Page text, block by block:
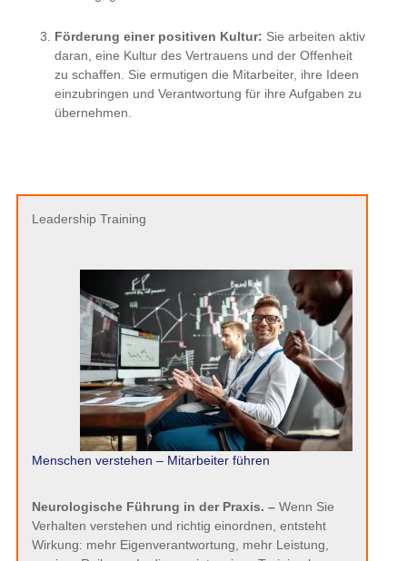
Menschen verstehen – Mitarbeiter führen
Neurologische Führung in der Praxis. –Wenn Sie
Verhalten verstehen und richtig einordnen, entsteht
Wirkung: mehr Eigenverantwortung, mehr Leistung,
weniger Reibung. In diesem intensiven Training lernen Sie,
wie Sie mit Neuro logischerFührung gezielt Einfluss
nehmen und das Potenzial Ihrer Mitarbeitenden in echte
High Performance übersetzen.
Hier gibt es mehr Informationen …